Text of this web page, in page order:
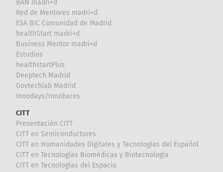
BAN madri+d
Red de Mentores madri+d
ESA BIC Comunidad de Madrid
healthStart madri+d
Business Mentor madri+d
Estudios
healthstartPlus
Deeptech Madrid
Govtechlab Madrid
Innodays/Innobares
CITT
Presentación CITT
CITT en Semiconductores
CITT en Humanidades Digitales y Tecnologías del Español
CITT en Tecnologías Biomédicas y Biotecnología
CITT en Tecnologías del Espacio